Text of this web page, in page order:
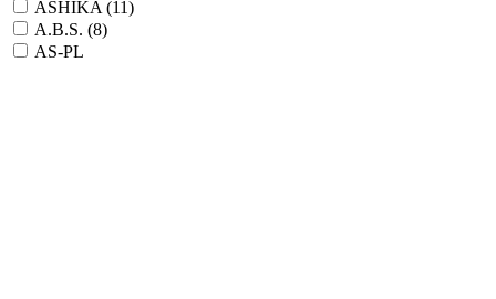
ASHIKA (11)
A.B.S. (8)
AS-PL